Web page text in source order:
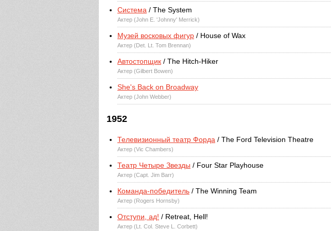
Система / The System
Актер (John E. 'Johnny' Merrick)
Музей восковых фигур / House of Wax
Актер (Det. Lt. Tom Brennan)
Автостопщик / The Hitch-Hiker
Актер (Gilbert Bowen)
She's Back on Broadway
Актер (John Webber)
1952
Телевизионный театр Форда / The Ford Television Theatre
Актер (Vic Chambers)
Театр Четыре Звезды / Four Star Playhouse
Актер (Capt. Jim Barr)
Команда-победитель / The Winning Team
Актер (Rogers Hornsby)
Отступи, ад! / Retreat, Hell!
Актер (Lt. Col. Steve L. Corbett)